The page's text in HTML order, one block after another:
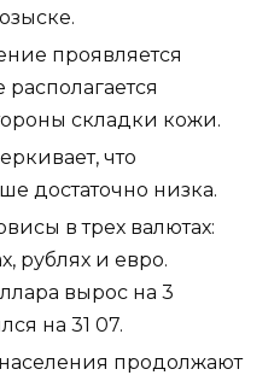
проявляется
складки кожи.
что
достаточно низка.
в трех валютах:
рублях и евро.
вырос на 3
на 31 07.
продолжают